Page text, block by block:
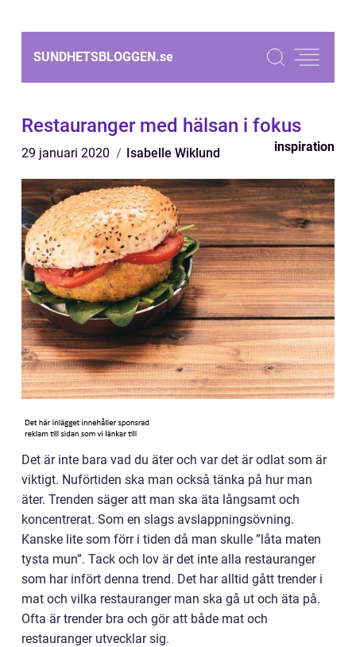
SUNDHETSBLOGGEN.se
Restauranger med hälsan i fokus
29 januari 2020 Isabelle Wiklund inspiration
Det är inte bara vad du äter och var det är odlat som är
viktigt. Nuförtiden ska man också tänka på hur man
äter. Trenden säger att man ska äta långsamt och
koncentrerat. Som en slags avslappningsövning.
Kanske lite som förr i tiden då man skulle ”låta maten
tysta mun”. Tack och lov är det inte alla restauranger
som har infört denna trend. Det har alltid gått trender i
mat och vilka restauranger man ska gå ut och äta på.
Ofta är trender bra och gör att både mat och
restauranger utvecklar sig.